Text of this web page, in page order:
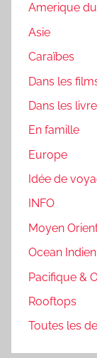
Amerique
Asie
Caraïbes
Dans les
Dans les
En famille
Europe
Idée de
INFO
Moyen
Ocean Indien
Pacifique &
Rooftops
Toutes les